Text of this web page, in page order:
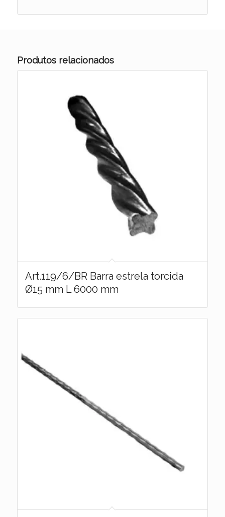
Produtos relacionados
Art.119/6/BR Barra estrela torcida
Ø15 mm L 6000 mm